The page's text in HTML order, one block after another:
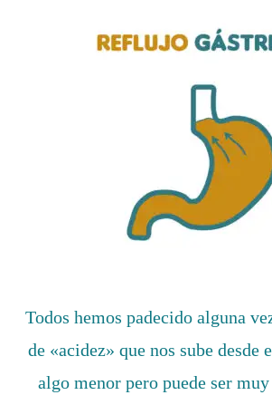
Todos hemos padecido alguna
de «acidez» que nos sube desde
algo menor pero puede ser